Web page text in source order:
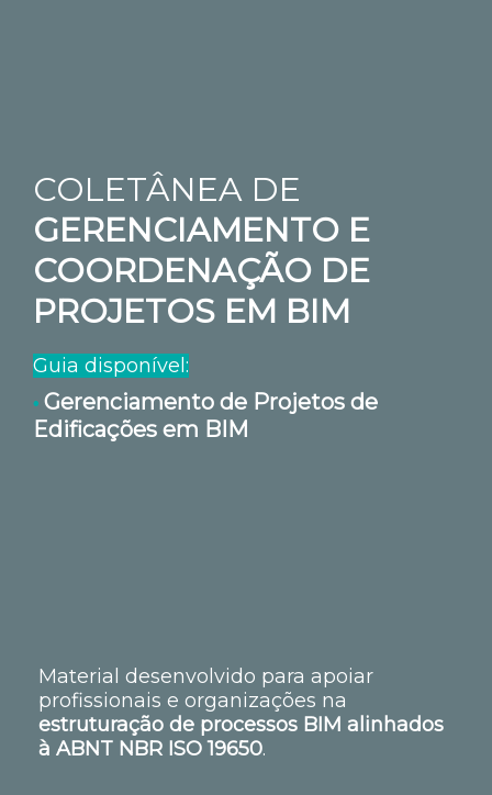
COLETÂNEA DE
GERENCIAMENTO E
COORDENAÇÃO DE
PROJETOS EM BIM
Guia disponível:
• Gerenciamento de Projetos de
Edificações em BIM
Material desenvolvido para apoiar
profissionais e organizações na
estruturação de processos BIM alinhados
à ABNT NBR ISO 19650.